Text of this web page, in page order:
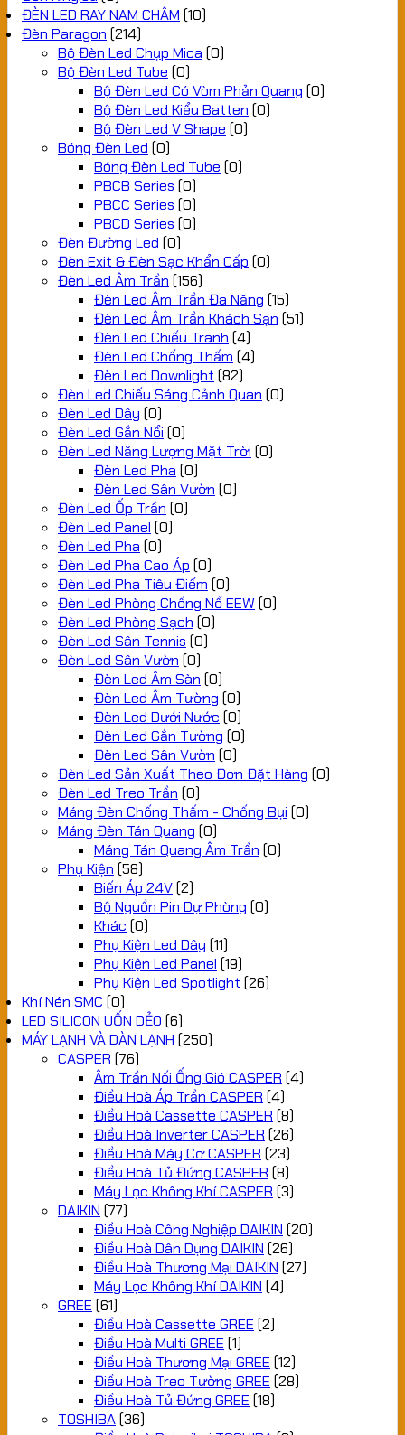
ĐÈN LED RAY NAM CHÂM (10)
Đèn Paragon (214)
Bộ Đèn Led Chụp Mica (0)
Bộ Đèn Led Tube (0)
Bộ Đèn Led Có Vòm Phản Quang (0)
Bộ Đèn Led Kiểu Batten (0)
Bộ Đèn Led V Shape (0)
Bóng Đèn Led (0)
Bóng Đèn Led Tube (0)
PBCB Series (0)
PBCC Series (0)
PBCD Series (0)
Đèn Đường Led (0)
Đèn Exit & Đèn Sạc Khẩn Cấp (0)
Đèn Led Âm Trần (156)
Đèn Led Âm Trần Đa Năng (15)
Đèn Led Âm Trần Khách Sạn (51)
Đèn Led Chiếu Tranh (4)
Đèn Led Chống Thấm (4)
Đèn Led Downlight (82)
Đèn Led Chiếu Sáng Cảnh Quan (0)
Đèn Led Dây (0)
Đèn Led Gắn Nổi (0)
Đèn Led Năng Lượng Mặt Trời (0)
Đèn Led Pha (0)
Đèn Led Sân Vườn (0)
Đèn Led Ốp Trần (0)
Đèn Led Panel (0)
Đèn Led Pha (0)
Đèn Led Pha Cao Áp (0)
Đèn Led Pha Tiêu Điểm (0)
Đèn Led Phòng Chống Nổ EEW (0)
Đèn Led Phòng Sạch (0)
Đèn Led Sân Tennis (0)
Đèn Led Sân Vườn (0)
Đèn Led Âm Sàn (0)
Đèn Led Âm Tường (0)
Đèn Led Dưới Nước (0)
Đèn Led Gắn Tường (0)
Đèn Led Sân Vườn (0)
Đèn Led Sản Xuất Theo Đơn Đặt Hàng (0)
Đèn Led Treo Trần (0)
Máng Đèn Chống Thấm - Chống Bụi (0)
Máng Đèn Tán Quang (0)
Máng Tán Quang Âm Trần (0)
Phụ Kiện (58)
Biến Áp 24V(2)
Bộ Nguồn Pin Dự Phòng (0)
Khác (0)
Phụ Kiện Led Dây (11)
Phụ Kiện Led Panel (19)
Phụ Kiện Led Spotlight (26)
Khí Nén SMC (0)
LED SILICON UỐN DẺO (6)
MÁY LẠNH VÀ DÀN LẠNH (250)
CASPER (76)
Âm Trần Nối Ống Gió CASPER (4)
Điều Hoà Áp Trần CASPER (4)
Điều Hoà Cassette CASPER (8)
Điều Hoà Inverter CASPER (26)
Điều Hoà Máy Cơ CASPER (23)
Điều Hoà Tủ Đứng CASPER (8)
Máy Lọc Không Khí CASPER (3)
DAIKIN (77)
Điều Hoà Công Nghiệp DAIKIN (20)
Điều Hoà Dân Dụng DAIKIN (26)
Điều Hoà Thương Mại DAIKIN (27)
Máy Lọc Không Khí DAIKIN (4)
GREE (61)
Điều Hoà Cassette GREE (2)
Điều Hoà Multi GREE (1)
Điều Hoà Thương Mại GREE (12)
Điều Hoà Treo Tường GREE (28)
Điều Hoà Tủ Đứng GREE (18)
TOSHIBA(36)